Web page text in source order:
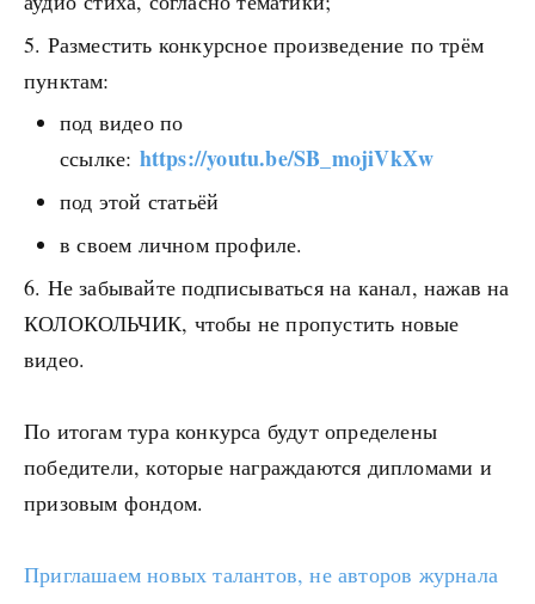
Разместить конкурсное произведение по трём
пунктам:
под видео по
ссылке: https://youtu.be/SB_mojiVkXw
под этой статьёй
в своем личном профиле.
Не забывайте подписываться на канал, нажав на
КОЛОКОЛЬЧИК, чтобы не пропустить новые
видео.
По итогам тура конкурса будут определены
победители, которые награждаются дипломами и
призовым фондом.
Приглашаем новых талантов, не авторов журнала